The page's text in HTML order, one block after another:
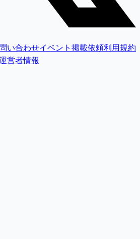
い合わせイベント掲載依頼利用規約
営者情報